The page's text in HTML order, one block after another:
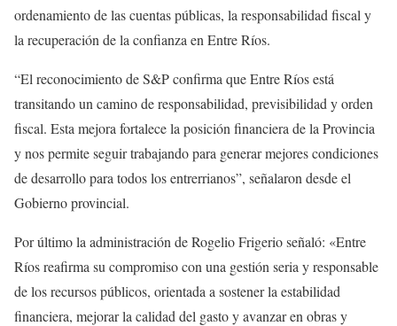
ordenamiento de las cuentas públicas, la responsabilidad fiscal y
la recuperación de la confianza en Entre Ríos.
“El reconocimiento de S&P confirma que Entre Ríos está
transitando un camino de responsabilidad, previsibilidad y orden
fiscal. Esta mejora fortalece la posición financiera de la Provincia
y nos permite seguir trabajando para generar mejores condiciones
de desarrollo para todos los entrerrianos”, señalaron desde el
Gobierno provincial.
Por último la administración de Rogelio Frigerio señaló: «Entre
Ríos reafirma su compromiso con una gestión seria y responsable
de los recursos públicos, orientada a sostener la estabilidad
financiera, mejorar la calidad del gasto y avanzar en obras y